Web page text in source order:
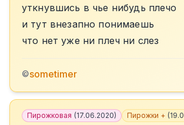
уткнувшись в чье нибудь плечо
и тут внезапно понимаешь
что нет уже ни плеч ни слез
©sometimer
Пирожковая (17.06.2020) Пирожки + (